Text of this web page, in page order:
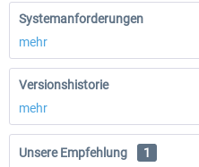
Systemanforderungen
mehr
Versionshistorie
mehr
Unsere Empfehlung 1